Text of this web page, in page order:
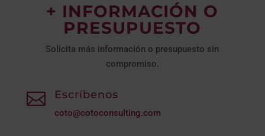
+ INFORMACIÓN O
PRESUPUESTO
Solicita más información o presupuesto sin
compromiso.
 Escríbenos
coto@cotoconsulting.com